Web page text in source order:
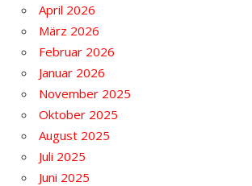
April 2026
März 2026
Februar 2026
Januar 2026
November 2025
Oktober 2025
August 2025
Juli 2025
Juni 2025